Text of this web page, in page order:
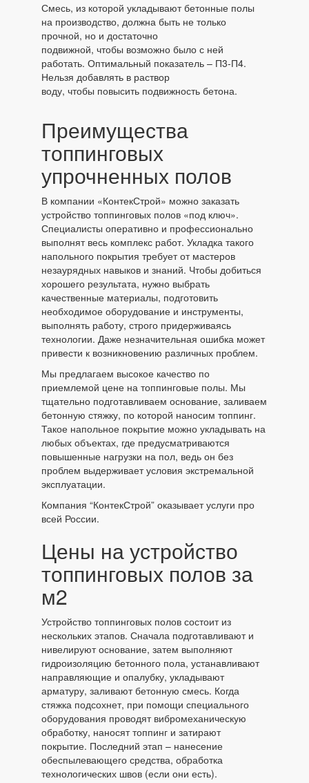
Смесь, из которой укладывают бетонные полы
на производство, должна быть не только
прочной, но и достаточно
подвижной, чтобы возможно было с ней
работать. Оптимальный показатель – П3-П4.
Нельзя добавлять в раствор
воду, чтобы повысить подвижность бетона.
Преимущества
топпинговых
упрочненных полов
В компании «КонтекСтрой» можно заказать
устройство топпинговых полов «под ключ».
Специалисты оперативно и профессионально
выполнят весь комплекс работ. Укладка такого
напольного покрытия требует от мастеров
незаурядных навыков и знаний. Чтобы добиться
хорошего результата, нужно выбрать
качественные материалы, подготовить
необходимое оборудование и инструменты,
выполнять работу, строго придерживаясь
технологии. Даже незначительная ошибка может
привести к возникновению различных проблем.
Мы предлагаем высокое качество по
приемлемой цене на топпинговые полы. Мы
тщательно подготавливаем основание, заливаем
бетонную стяжку, по которой наносим топпинг.
Такое напольное покрытие можно укладывать на
любых объектах, где предусматриваются
повышенные нагрузки на пол, ведь он без
проблем выдерживает условия экстремальной
эксплуатации.
Компания “КонтекСтрой” оказывает услуги про
всей России.
Цены на устройство
топпинговых полов за
м2
Устройство топпинговых полов состоит из
нескольких этапов. Сначала подготавливают и
нивелируют основание, затем выполняют
гидроизоляцию бетонного пола, устанавливают
направляющие и опалубку, укладывают
арматуру, заливают бетонную смесь. Когда
стяжка подсохнет, при помощи специального
оборудования проводят вибромеханическую
обработку, наносят топпинг и затирают
покрытие. Последний этап – нанесение
обеспылевающего средства, обработка
технологических швов (если они есть).